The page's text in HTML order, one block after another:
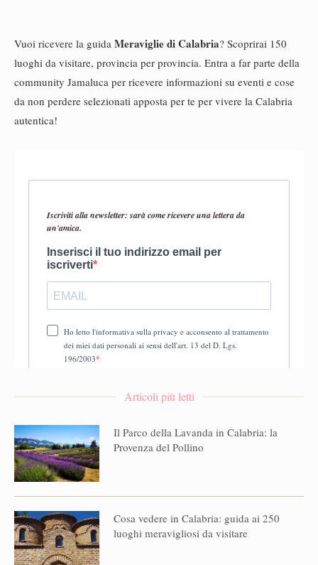
Vuoi ricevere la guida Meraviglie di Calabria? Scoprirai 150
luoghi da visitare, provincia per provincia. Entra a far parte della
community Jamaluca per ricevere informazioni su eventi e cose
da non perdere selezionati apposta per te per vivere la Calabria
autentica!
Articoli più letti
Il Parco della Lavanda in Calabria: la
Provenza del Pollino
Cosa vedere in Calabria: guida ai 250
luoghi meravigliosi da visitare